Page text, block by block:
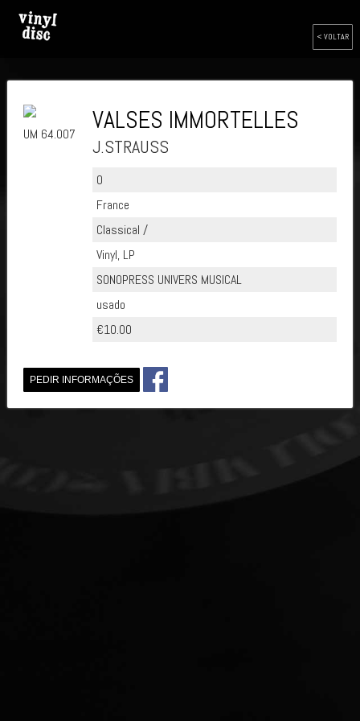
< VOLTAR
UM 64.007 VALSES IMMORTELLES
J.STRAUSS
0
France
Classical /
Vinyl, LP
SONOPRESS UNIVERS MUSICAL
usado
€10.00
PEDIR INFORMAÇÕES